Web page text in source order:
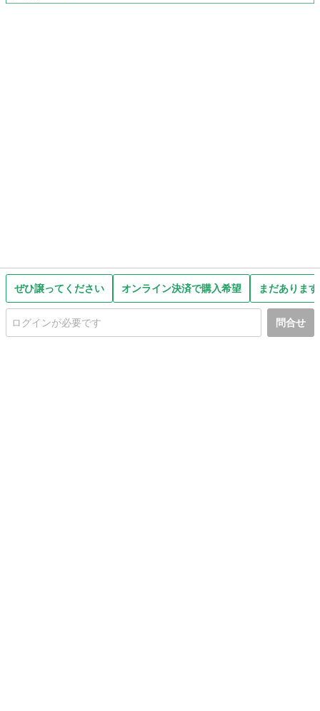
ぜひ譲ってください オンライン決済で購入希望 まだありま
問合せ